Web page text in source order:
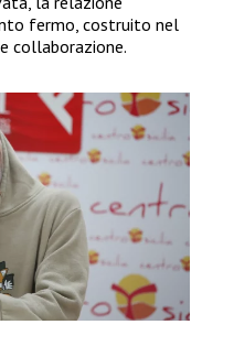
fermo, costruito nel
collaborazione.